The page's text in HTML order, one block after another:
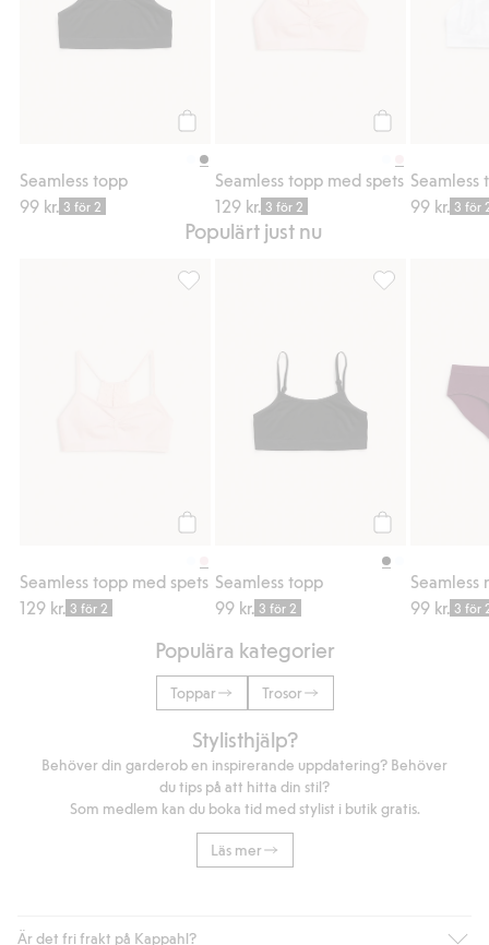
Seamless topp
99 kr. 3 för 2
Seamless topp med spets
129 kr. 3 för 2
Seamless
99 kr. 3 för
Populärt just nu
Seamless topp med spets
129 kr. 3 för 2
Seamless topp
99 kr. 3 för 2 99 kr. 3 för
Populära kategorier
Toppar Trosor
Stylisthjälp?
Behöver din garderob en inspirerande uppdatering? Behöver
du tips på att hitta din stil?
Som medlem kan du boka tid med stylist i butik gratis.
Läs mer
Är det fri frakt på Kappahl?